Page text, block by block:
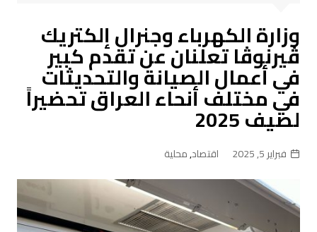
وزارة الكهرباء وجنرال إلكتريك
ڤيرنوڤا تعلنان عن تقدم كبير
في أعمال الصيانة والتحديثات
في مختلف أنحاء العراق تحضيراً
لصيف 2025
فبراير 5, 2025 اقتصاد,محلية